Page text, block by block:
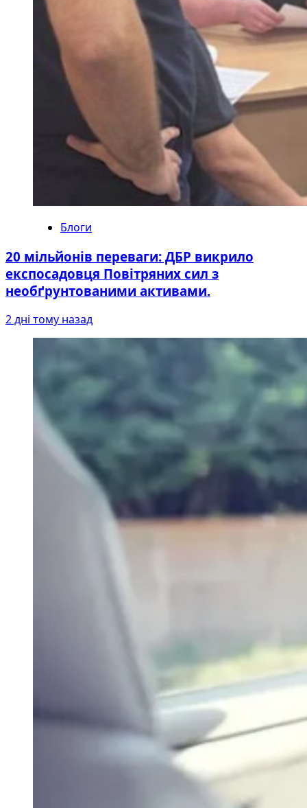
Блоги
20 мільйонів переваги: ДБР викрило
експосадовця Повітряних сил з
необґрунтованими активами.
2 дні тому назад